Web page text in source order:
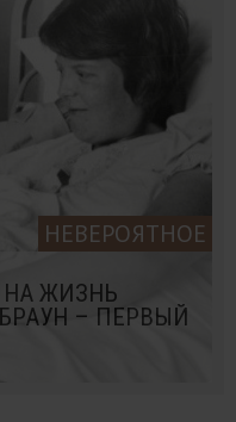
НЕВЕРОЯТНОЕ
ЖИЗНЬ
– ПЕРВЫЙ